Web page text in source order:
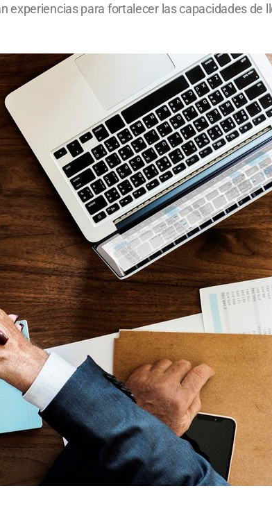
experiencias para fortalecer las capacidades de